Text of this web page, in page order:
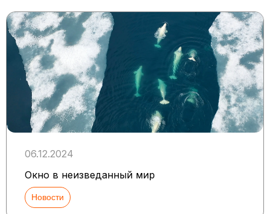
06.12.2024
Окно в неизведанный мир
Новости